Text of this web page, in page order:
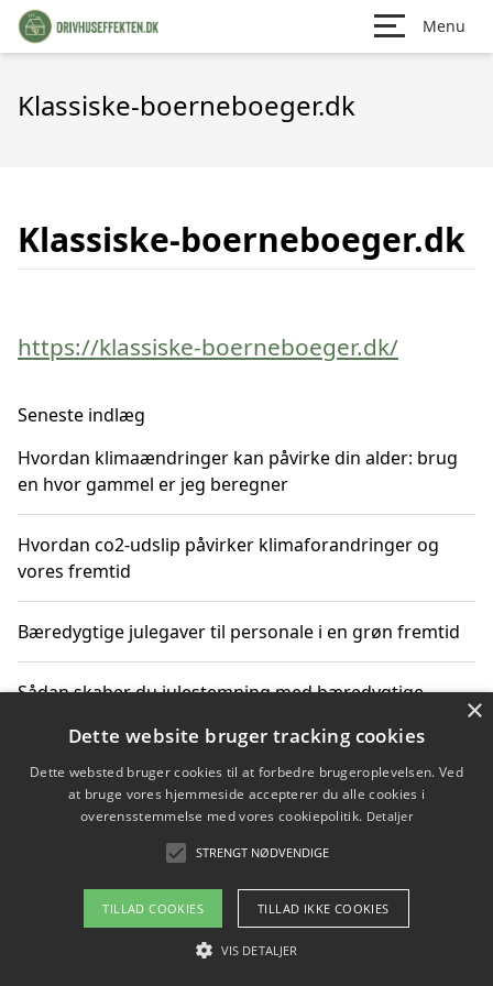
Menu
Klassiske-boerneboeger.dk
Klassiske-boerneboeger.dk
https://klassiske-boerneboeger.dk/
Seneste indlæg
Hvordan klimaændringer kan påvirke din alder: brug
en hvor gammel er jeg beregner
Hvordan co2-udslip påvirker klimaforandringer og
vores fremtid
Bæredygtige julegaver til personale i en grøn fremtid
Sådan skaber du julestemning med bæredygtige
Sådan skaber du et bæredygtigt hjem med familien i
Copyright 2026 - Pilanto Aps
Om / kontakt
×
Dette website bruger tracking cookies
Dette websted bruger cookies til at forbedre brugeroplevelsen. Ved
at bruge vores hjemmeside accepterer du alle cookies i
overensstemmelse med vores cookiepolitik. Detaljer
STRENGT NØDVENDIGE
TILLAD COOKIES TILLAD IKKE COOKIES
VIS DETALJER